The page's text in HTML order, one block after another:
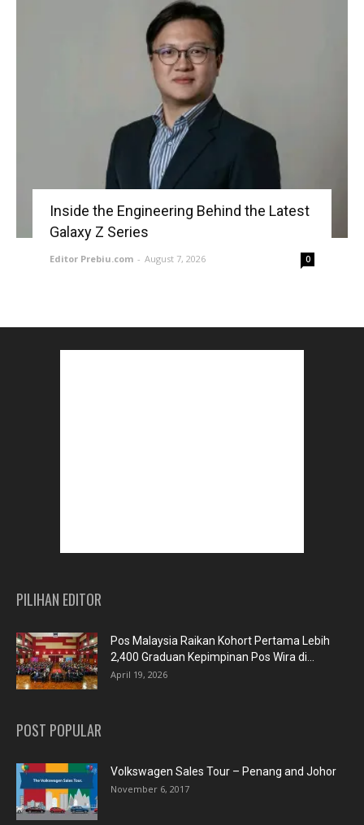
Inside the Engineering Behind the Latest
Galaxy Z Series
Editor Prebiu.com - August 7, 2026 0
PILIHAN EDITOR
Pos Malaysia Raikan Kohort Pertama Lebih
2,400 Graduan Kepimpinan Pos Wira di...
April 19, 2026
POST POPULAR
Volkswagen Sales Tour – Penang and Johor
November 6, 2017